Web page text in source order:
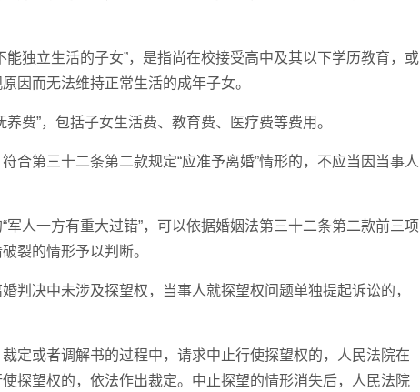
能独立生活的子女”，是指尚在校接受高中及其以下学历教育，或
因而无法维持正常生活的成年子女。
费”，包括子女生活费、教育费、医疗费等费用。
合第三十二条第二款规定“应准予离婚”情形的，不应当因当事人
军人一方有重大过错”，可以依据婚姻法第三十二条第二款前三项
裂的情形予以判断。
判决中未涉及探望权，当事人就探望权问题单独提起诉讼的，
定或者调解书的过程中，请求中止行使探望权的，人民法院在
探望权的，依法作出裁定。中止探望的情形消失后，人民法院